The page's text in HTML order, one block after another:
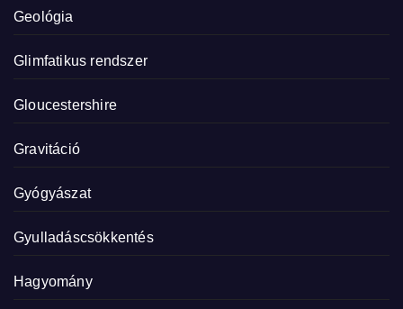
Geológia
Glimfatikus rendszer
Gloucestershire
Gravitáció
Gyógyászat
Gyulladáscsökkentés
Hagyomány